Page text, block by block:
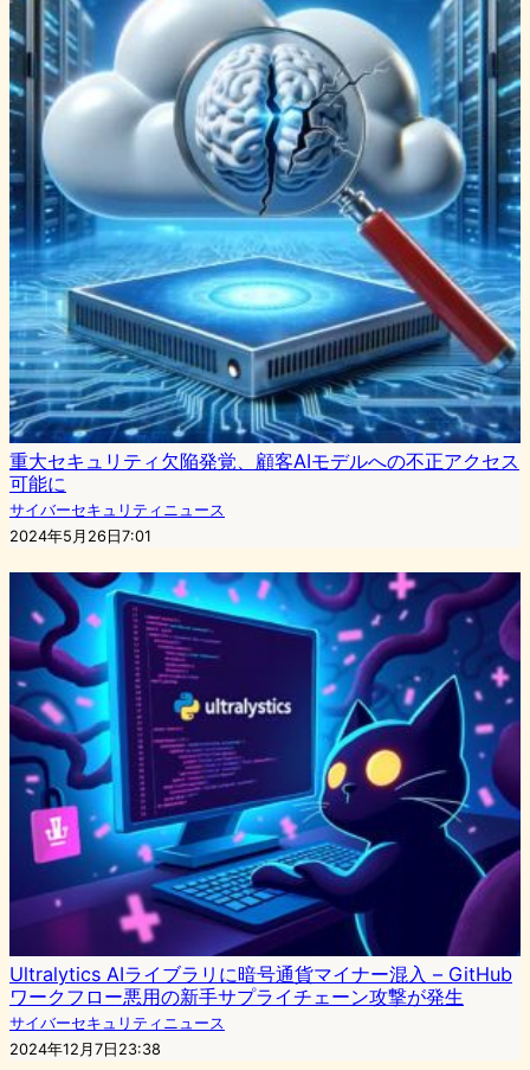
重大セキュリティ欠陥発覚、顧客AIモデルへの不正アクセス
可能に
サイバーセキュリティニュース
2024年5月26日7:01
Ultralytics AIライブラリに暗号通貨マイナー混入 – GitHub
ワークフロー悪用の新手サプライチェーン攻撃が発生
サイバーセキュリティニュース
2024年12月7日23:38